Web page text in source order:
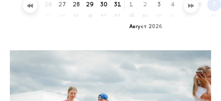
25 26 27 28
вт
29
ср
30
чт
31
пт
Август 2026
1
сб
2
вс
3 4 5 6 7
пт